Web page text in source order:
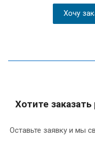
Хочу
Хотите
Оставьте заявку и мы